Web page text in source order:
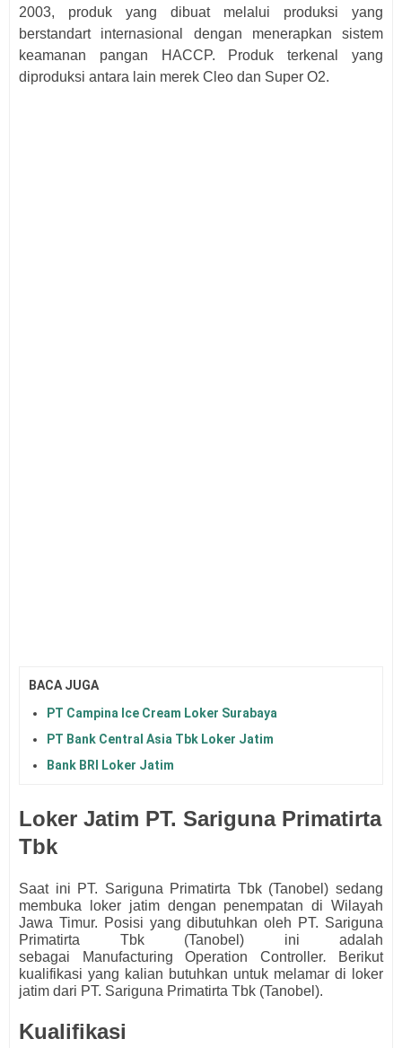
2003, produk yang dibuat melalui produksi yang
berstandart internasional dengan menerapkan sistem
keamanan pangan HACCP. Produk terkenal yang
diproduksi antara lain merek Cleo dan Super O2.
BACA JUGA
PT Campina Ice Cream Loker Surabaya
PT Bank Central Asia Tbk Loker Jatim
Bank BRI Loker Jatim
Loker Jatim PT. Sariguna Primatirta
Tbk
Saat ini PT. Sariguna Primatirta Tbk (Tanobel) sedang
membuka loker jatim dengan penempatan di Wilayah
Jawa Timur. Posisi yang dibutuhkan oleh PT. Sariguna
Primatirta Tbk (Tanobel) ini adalah
sebagai Manufacturing Operation Controller. Berikut
kualifikasi yang kalian butuhkan untuk melamar di loker
jatim dari PT. Sariguna Primatirta Tbk (Tanobel).
Kualifikasi